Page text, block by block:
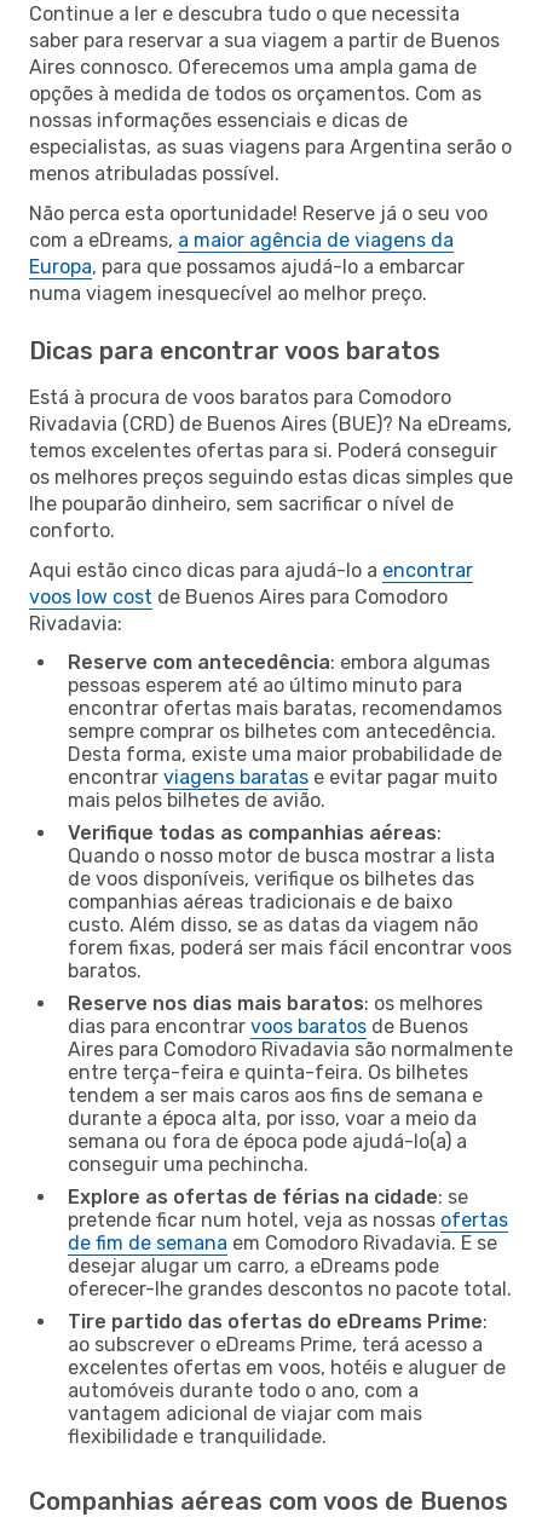
Continue a ler e descubra tudo o que necessita
saber para reservar a sua viagem a partir de Buenos
Aires connosco. Oferecemos uma ampla gama de
opções à medida de todos os orçamentos. Com as
nossas informações essenciais e dicas de
especialistas, as suas viagens para Argentina serão o
menos atribuladas possível.
Não perca esta oportunidade! Reserve já o seu voo
com a eDreams, a maior agência de viagens da
Europa, para que possamos ajudá-lo a embarcar
numa viagem inesquecível ao melhor preço.
Dicas para encontrar voos baratos
Está à procura de voos baratos para Comodoro
Rivadavia (CRD) de Buenos Aires (BUE)? Na eDreams,
temos excelentes ofertas para si. Poderá conseguir
os melhores preços seguindo estas dicas simples que
lhe pouparão dinheiro, sem sacrificar o nível de
conforto.
Aqui estão cinco dicas para ajudá-lo a encontrar
voos low cost de Buenos Aires para Comodoro
Rivadavia:
Reserve com antecedência: embora algumas
pessoas esperem até ao último minuto para
encontrar ofertas mais baratas, recomendamos
sempre comprar os bilhetes com antecedência.
Desta forma, existe uma maior probabilidade de
encontrar viagens baratas e evitar pagar muito
mais pelos bilhetes de avião.
Verifique todas as companhias aéreas:
Quando o nosso motor de busca mostrar a lista
de voos disponíveis, verifique os bilhetes das
companhias aéreas tradicionais e de baixo
custo. Além disso, se as datas da viagem não
forem fixas, poderá ser mais fácil encontrar voos
baratos.
Reserve nos dias mais baratos: os melhores
dias para encontrar voos baratos de Buenos
Aires para Comodoro Rivadavia são normalmente
entre terça-feira e quinta-feira. Os bilhetes
tendem a ser mais caros aos fins de semana e
durante a época alta, por isso, voar a meio da
semana ou fora de época pode ajudá-lo(a) a
conseguir uma pechincha.
Explore as ofertas de férias na cidade: se
pretende ficar num hotel, veja as nossas ofertas
de fim de semana em Comodoro Rivadavia. E se
desejar alugar um carro, a eDreams pode
oferecer-lhe grandes descontos no pacote total.
Tire partido das ofertas do eDreams Prime:
ao subscrever o eDreams Prime, terá acesso a
excelentes ofertas em voos, hotéis e aluguer de
automóveis durante todo o ano, com a
vantagem adicional de viajar com mais
flexibilidade e tranquilidade.
Companhias aéreas com voos de Buenos